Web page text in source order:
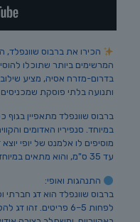
המרשימים ביותר שתוכלו
בדרום-מזרח אסיה, מציע
ותנועה בלתי פוסקת שמכניסים
ברבוס שוונפלד מתאפיין בגוף
במיוחד. סנפיריו האדומים
מוסיפים לו אלמנט של יופי
עד 35 ס"מ, והוא מתאים במיוחד לאקווריומים גדולים ומרווחים.
התנהגות ואופי:
ברבוס שוונפלד הוא דג חברתי
לפחות 5–6 פריטים.